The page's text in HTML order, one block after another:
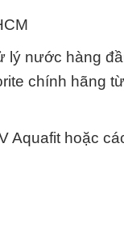
nước hàng
chính hãng
Aquafit hoặc